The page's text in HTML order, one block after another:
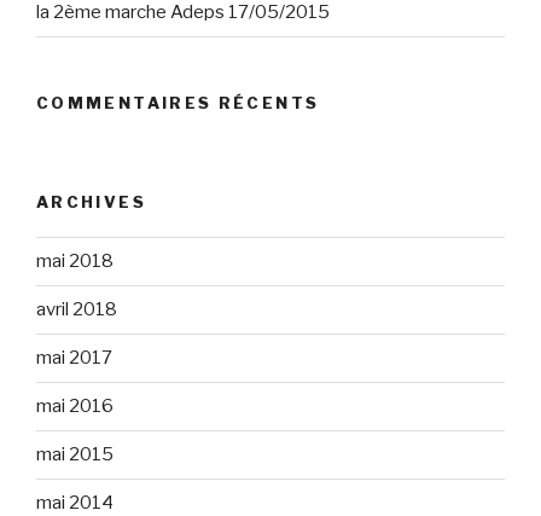
la 2ème marche Adeps 17/05/2015
COMMENTAIRES RÉCENTS
ARCHIVES
mai 2018
avril 2018
mai 2017
mai 2016
mai 2015
mai 2014